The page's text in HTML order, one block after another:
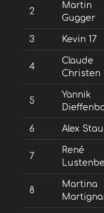
2
Martin
Gugger
3 Kevin 17
4
Claude
Christen
5
Yannik
6 Alex
7
René
8
Martina